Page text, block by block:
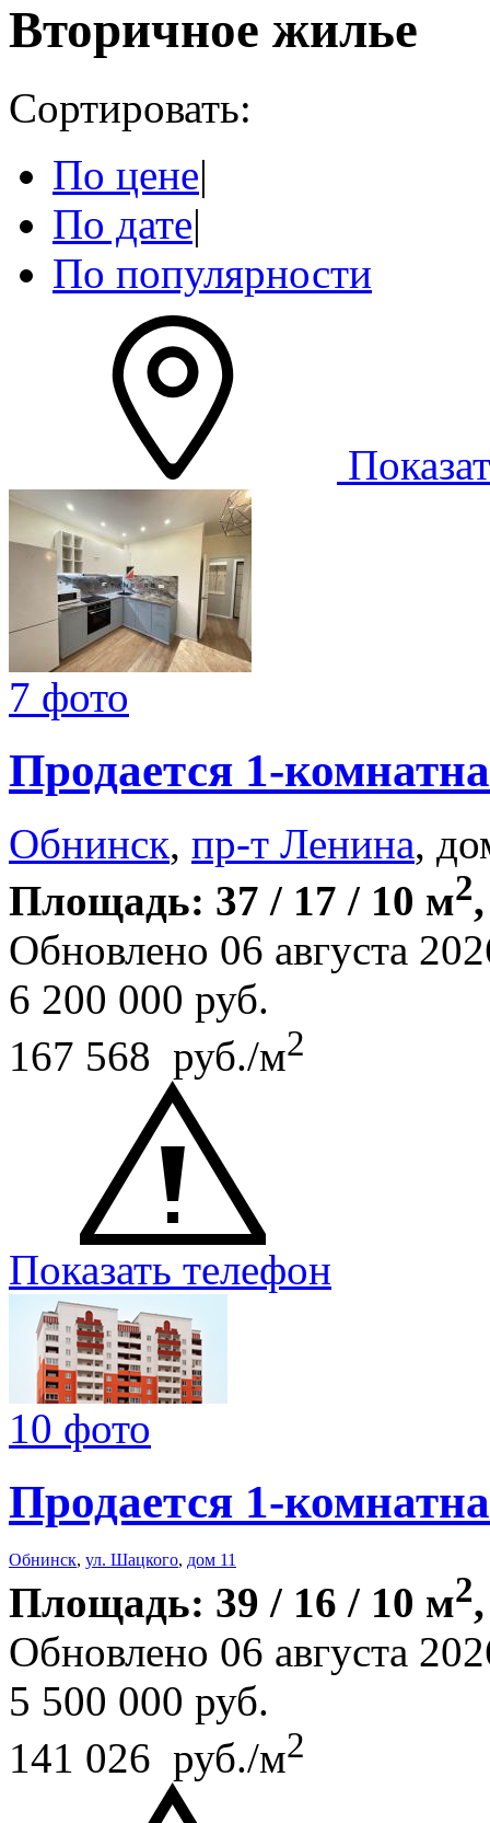
Вторичное жилье
Сортировать:
По цене|
По дате|
По популярности
7 фото
Продается 1-
Обнинск, пр-т Ленина,
Площадь: 37 / 17 / 10 м2
Обновлено 06 августа
6 200 000 руб.
167 568 руб./м2
Показать телефон
10 фото
Продается 1-
Обнинск, ул. Шацкого, дом 11
Площадь: 39 / 16 / 10 м2
Обновлено 06 августа
5 500 000 руб.
141 026 руб./м2